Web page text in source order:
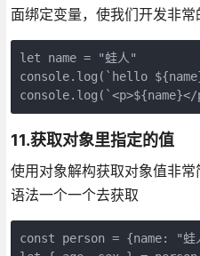
面绑定变量，使我们开发非常
let name = "蛙人"
console.log(`hello
11.获取对象里指定的值
使用对象解构获取对象值非
语法一个一个去获取
const person = {name: "